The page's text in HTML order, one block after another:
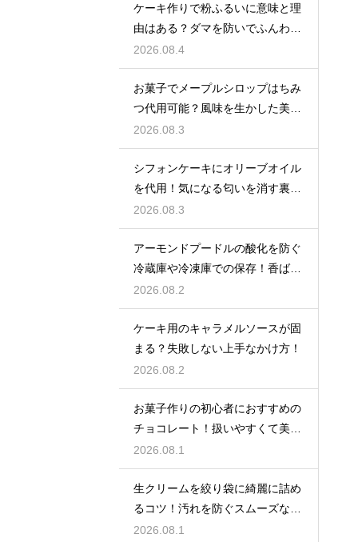
ケーキ作りで粉ふるいに意味と理
由はある？ダマを防いでふんわり
と軽い生地に焼き上げるための基
本
2026.08.4
お菓子でメープルシロップはちみ
つ代用可能？風味を生かした美味
しい技
2026.08.3
シフォンケーキにオリーブオイル
を代用！気になる匂いを消す裏ワ
ザ
2026.08.3
アーモンドプードルの酸化を防ぐ
冷蔵庫や冷凍庫での保存！香ばし
い風味を保ってお菓子を美味しく
する
2026.08.2
ケーキ用のキャラメルソースが固
まる？失敗しない上手なかけ方！
2026.08.2
お菓子作りの初心者におすすめの
チョコレート！扱いやすくて美味
しい種類を紹介
2026.08.1
生クリームを絞り袋に綺麗に詰め
るコツ！汚れを防ぐスムーズな入
れ方
2026.08.1